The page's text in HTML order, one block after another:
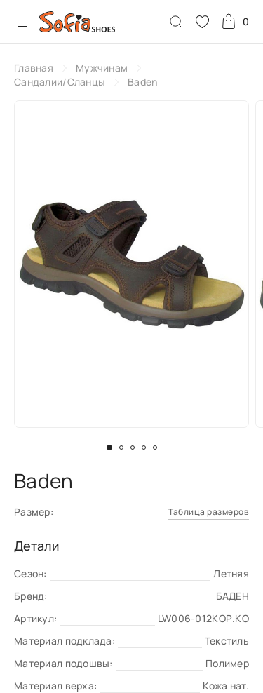
0
Главная
Мужчинам
Сандалии/Сланцы
Baden
Baden
Размер: Таблица размеров
Детали
Сезон:
Летняя
Бренд:
БАДЕН
Артикул:
LW006-012КОР.КО
Материал подклада:
Текстиль
Материал подошвы:
Полимер
Материал верха:
Кожа нат.